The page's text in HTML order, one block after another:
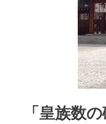
「皇族数